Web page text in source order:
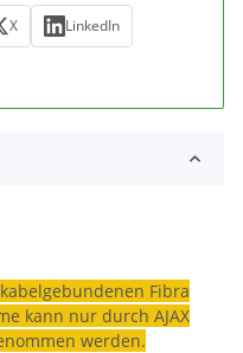
X LinkedIn
Fibra
kann nur durch AJAX
werden.